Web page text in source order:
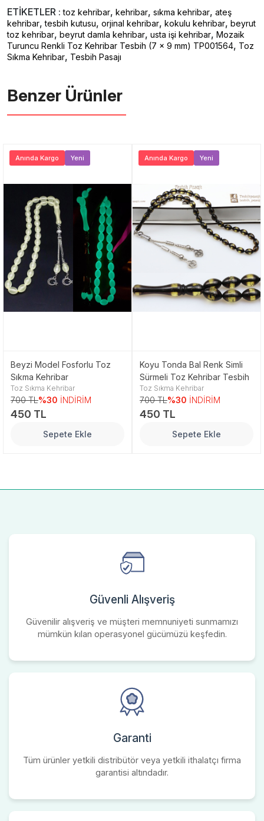
ETİKETLER :toz kehribar, kehribar, sıkma kehribar, ateş
kehribar,tesbih kutusu, orjinal kehribar, kokulu kehribar, beyrut
toz kehribar, beyrut damla kehribar, usta işi kehribar, Mozaik
Turuncu Renkli Toz Kehribar Tesbih (7 x 9 mm) TP001564, Toz
Sıkma Kehribar, Tesbih Pasajı
Benzer Ürünler ️
Anında Kargo Yeni
Beyzi Model Fosforlu Toz
Sıkma Kehribar
Toz Sıkma Kehribar
700 TL%30 İNDİRİM
450 TL
Sepete Ekle
Anında Kargo Yeni
Koyu Tonda Bal Renk Simli
Sürmeli Toz Kehribar Tesbih
Toz Sıkma Kehribar
700 TL%30 İNDİRİM
450 TL
Sepete Ekle
Güvenli Alışveriş
Güvenilir alışveriş ve müşteri memnuniyeti sunmamızı
mümkün kılan operasyonel gücümüzü keşfedin.
Garanti
Tüm ürünler yetkili distribütör veya yetkili ithalatçı firma
garantisi altındadır.